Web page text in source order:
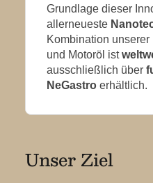
Grundlage dieser
allerneueste
Kombination unserer
und Motoröl ist
ausschließlich über
NeGastro erhältlich.
Unser Ziel